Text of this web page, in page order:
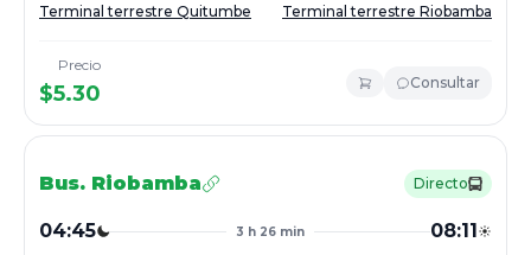
Terminal terrestre Quitumbe Terminal terrestre Riobamba
Precio
$5.30 Consultar
Bus. Riobamba Directo
04:45 3 h 26 min 08:11